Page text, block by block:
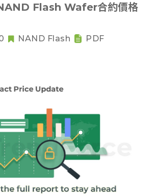
Flash Wafer合約價格
NAND Flash PDF